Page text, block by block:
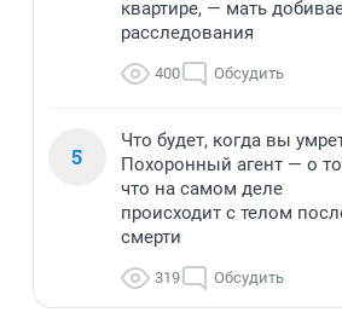
квартире, — мать
расследования
400 Обсудить
5
Что будет, когда вы
Похоронный агент — о
что на самом деле
происходит с телом
смерти
319 Обсудить